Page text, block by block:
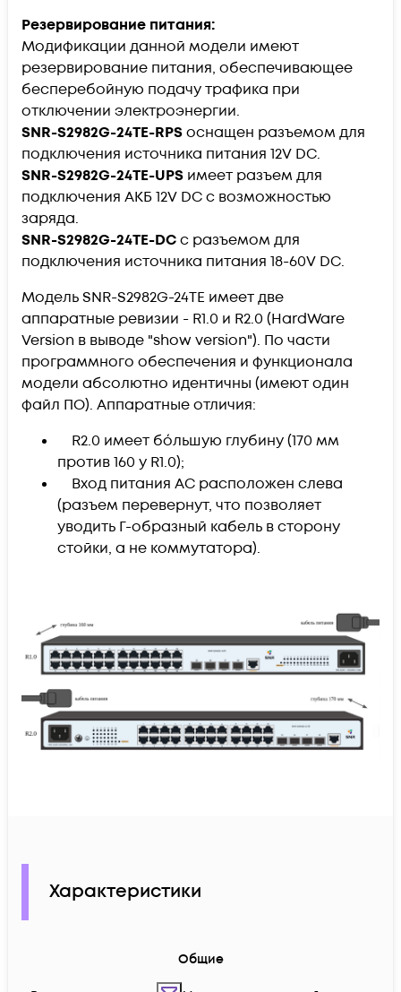
Резервирование питания:
Модификации данной модели имеют
резервирование питания, обеспечивающее
бесперебойную подачу трафика при
отключении электроэнергии.
SNR-S2982G-24TE-RPSоснащен разъемом для
подключения источника питания 12V DC.
SNR-S2982G-24TE-UPS имеет разъем для
подключения АКБ 12V DC c возможностью
заряда.
SNR-S2982G-24TE-DCс разъемом для
подключения источника питания 18-60V DC.
Модель SNR-S2982G-24TE имеет две
аппаратные ревизии - R1.0 и R2.0 (HardWare
Version в выводе "show version"). По части
программного обеспечения и функционала
модели абсолютно идентичны (имеют один
файл ПО). Аппаратные отличия:
R2.0 имеет бо́льшую глубину (170 мм
против 160 у R1.0);
Вход питания AC расположен слева
(разъем перевернут, что позволяет
уводить Г-образный кабель в сторону
стойки, а не коммутатора).
Характеристики
Общие